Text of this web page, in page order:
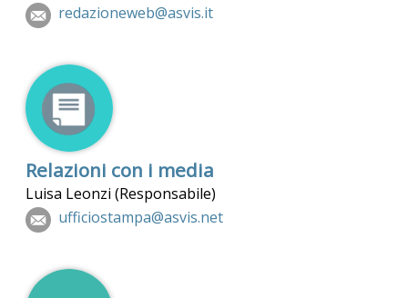
redazioneweb@asvis.it
Relazioni con i media
Luisa Leonzi (Responsabile)
ufficiostampa@asvis.net